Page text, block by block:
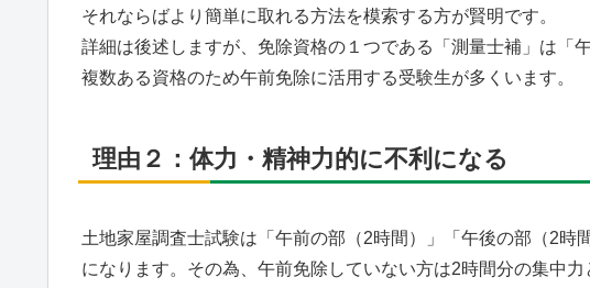
それならばより簡単に取れる方法を模索する方が賢明です。
詳細は後述しますが、免除資格の１つである「測量士補」は「
複数ある資格のため午前免除に活用する受験生が多くいます。
理由２：体力・精神力的に不利になる
土地家屋調査士試験は「午前の部（2時間）」「午後の部（2時
になります。その為、午前免除していない方は2時間分の集中